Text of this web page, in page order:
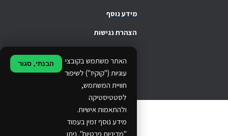
האתר משתמש בקובצי
עוגיות ("קוקיז") לשיפור
חוויית המשתמש,
לסטטיסטיקה
ולהתאמות אישיות.
מידע נוסף זמין בעמוד
"מדיניות פרטיות". ניתן
הבנתי, סגור
מידע נוסף
.
הצהרת נגישות
© 2024 Ethos Business. All rights reserved.